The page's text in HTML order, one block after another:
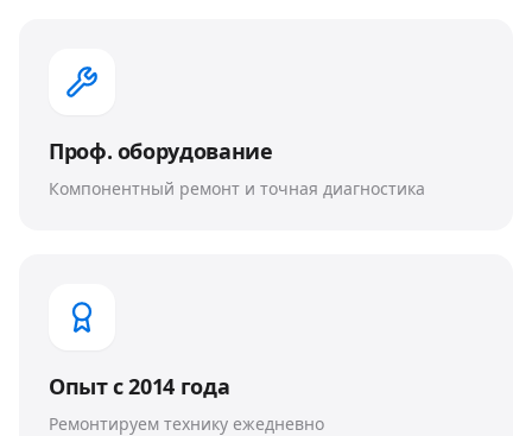
Проф. оборудование
Компонентный ремонт и точная диагностика
Опыт с 2014 года
Ремонтируем технику ежедневно